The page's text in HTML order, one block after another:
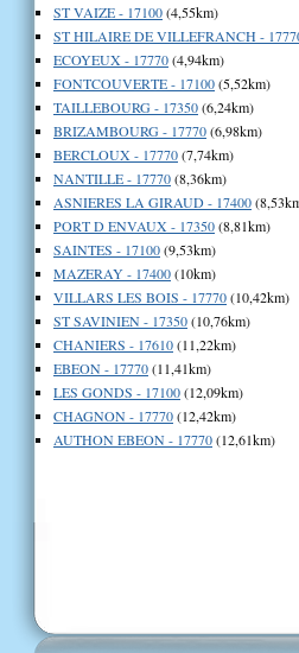
ST VAIZE - 17100(4,55km)
ST HILAIRE DE VILLEFRANCH -
ECOYEUX - 17770(4,94km)
FONTCOUVERTE - 17100(5,52km)
TAILLEBOURG - 17350(6,24km)
BRIZAMBOURG - 17770(6,98km)
BERCLOUX - 17770(7,74km)
NANTILLE - 17770(8,36km)
ASNIERES LA GIRAUD - 17400
PORT D ENVAUX - 17350(8,81km)
SAINTES - 17100(9,53km)
MAZERAY - 17400(10km)
VILLARS LES BOIS - 17770(10,42km)
ST SAVINIEN - 17350(10,76km)
CHANIERS - 17610(11,22km)
EBEON - 17770(11,41km)
LES GONDS - 17100(12,09km)
CHAGNON - 17770(12,42km)
AUTHON EBEON - 17770(12,61km)